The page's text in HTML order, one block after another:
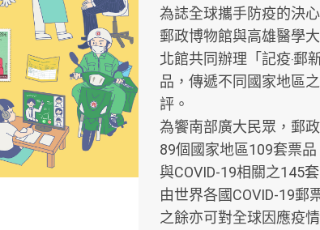
為誌全球攜手防疫的決
郵政博物館與高雄醫學
北館共同辦理「記疫‧郵
品，傳遞不同國家地區
評。
為饗南部廣大民眾，郵
89個國家地區109套票
與COVID-19相關之145
由世界各國COVID-19
之餘亦可對全球因應疫